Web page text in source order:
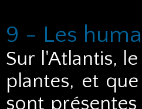
9 - Les
Sur l'Atlantis,
plantes, et
sont